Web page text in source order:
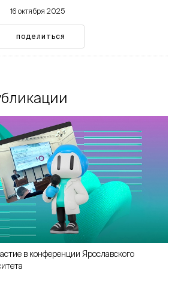
16 октября 2025
поделиться
в конференции Ярославского